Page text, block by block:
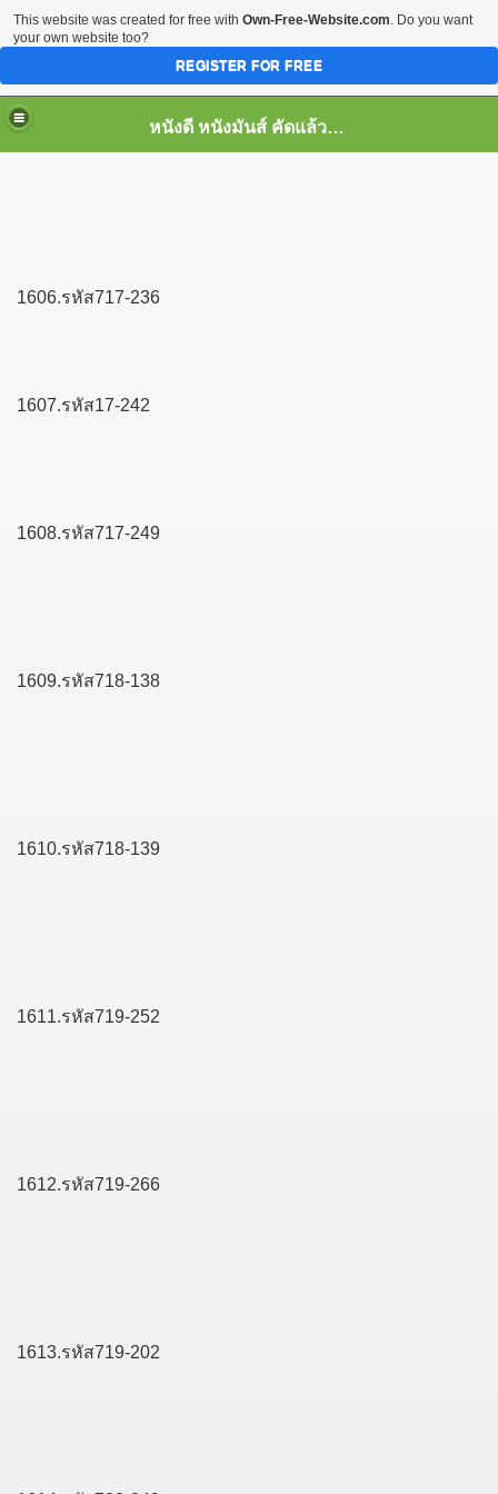
หนังดี หนังมันส์ คัดแล้ว เพื่อคุณ
1606.รหัส717-236
1607.รหัส17-242
1608.รหัส717-249
1609.รหัส718-138
1610.รหัส718-139
1611.รหัส719-252
1612.รหัส719-266
1613.รหัส719-202
This website was created for free with Own-Free-Website.com. Do you want
your own website too?
REGISTER FOR FREE